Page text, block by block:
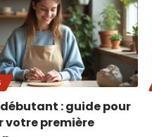
: guide pour
votre première